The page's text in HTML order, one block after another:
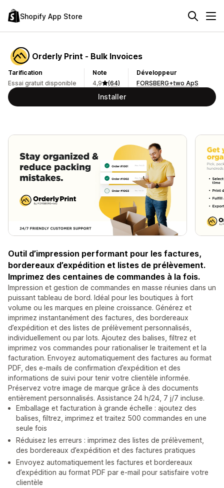
Shopify App Store
Orderly Print ‑ Bulk Invoices
Tarification
Essai gratuit disponible
Note
4,9
(64)
Développeur
FORSBERG+two ApS
Installer
Outil d’impression performant pour les factures,
bordereaux d’expédition et listes de prélèvement.
Imprimez des centaines de commandes à la fois.
Impression et gestion de commandes en masse réunies dans un
puissant tableau de bord. Idéal pour les boutiques à fort
volume ou les marques en pleine croissance. Générez et
imprimez instantanément des factures, des bordereaux
d’expédition et des listes de prélèvement personnalisés,
individuellement ou par lots. Ajoutez des balises, filtrez et
imprimez vos commandes pour rationaliser le traitement et la
facturation. Envoyez automatiquement des factures au format
PDF, des e-mails de confirmation d’expédition et des
informations de suivi pour tenir votre clientèle informée.
Préservez votre image de marque grâce à des documents
entièrement personnalisés. Assistance 24 h/24, 7 j/7 incluse.
Emballage et facturation à grande échelle : ajoutez des
balises, filtrez, imprimez et traitez 500 commandes en une
seule fois
Réduisez les erreurs : imprimez des listes de prélèvement,
des bordereaux d’expédition et des factures pratiques
Envoyez automatiquement les factures et bordereaux
d’expédition au format PDF par e-mail pour satisfaire votre
clientèle